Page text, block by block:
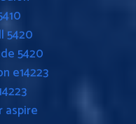
5420
5420
e14223
aspire